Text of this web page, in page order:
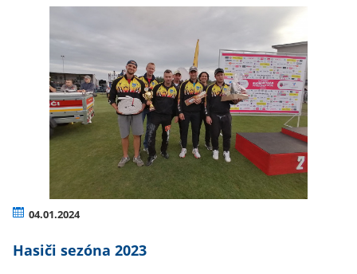
04.01.2024
Hasiči sezóna 2023